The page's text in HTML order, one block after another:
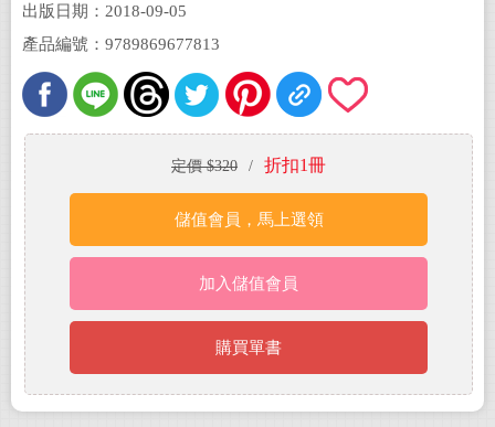
出版日期：2018-09-05
產品編號：9789869677813
定價 $320 / 折扣1冊
儲值會員，馬上選領
加入儲值會員
購買單書